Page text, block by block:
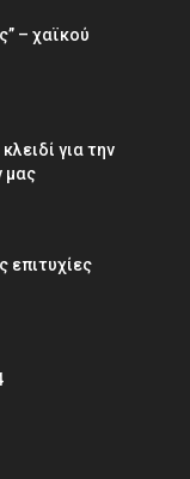
– χαϊκού
για την
µας
επιτυχίες